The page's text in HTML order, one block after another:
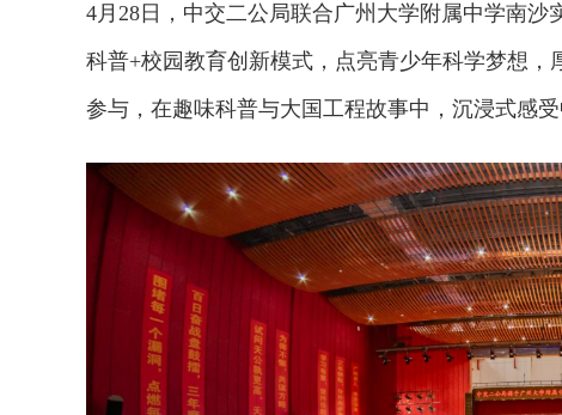
4月28日，中交二公局联合广州大学附属中学南
科普+校园教育创新模式，点亮青少年科学梦想，
参与，在趣味科普与大国工程故事中，沉浸式感受